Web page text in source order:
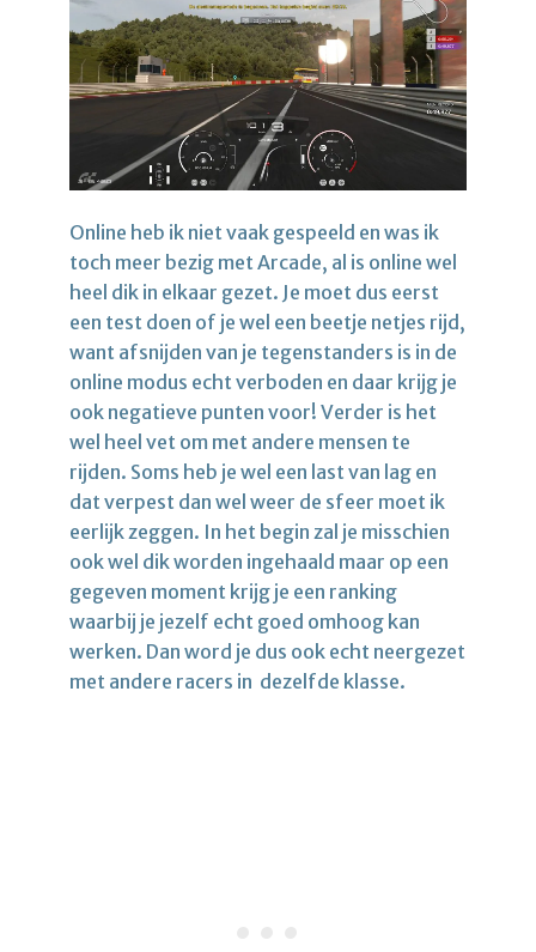
Online heb ik niet vaak gespeeld en was ik
toch meer bezig met Arcade, al is online wel
heel dik in elkaar gezet. Je moet dus eerst
een test doen of je wel een beetje netjes rijd,
want afsnijden van je tegenstanders is in de
online modus echt verboden en daar krijg je
ook negatieve punten voor! Verder is het
wel heel vet om met andere mensen te
rijden. Soms heb je wel een last van lag en
dat verpest dan wel weer de sfeer moet ik
eerlijk zeggen. In het begin zal je misschien
ook wel dik worden ingehaald maar op een
gegeven moment krijg je een ranking
waarbij je jezelf echt goed omhoog kan
werken. Dan word je dus ook echt neergezet
met andere racers in dezelfde klasse.